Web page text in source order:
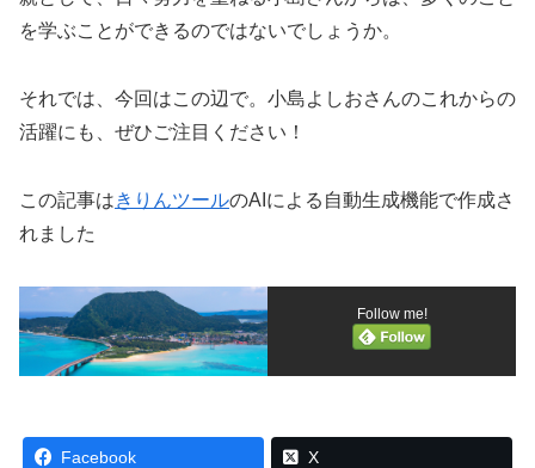
を学ぶことができるのではないでしょうか。
それでは、今回はこの辺で。小島よしおさんのこれからの
活躍にも、ぜひご注目ください！
この記事はきりんツールのAIによる自動生成機能で作成さ
れました
Follow me!
Facebook X